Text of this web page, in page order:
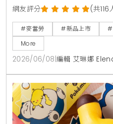
買。社群人氣冰品珍珠奶茶
販售時間與價格品項快來看
網友評分 (共116
#麥當勞 #新品上市
#
More
2026/06/08 編輯 艾琳娜